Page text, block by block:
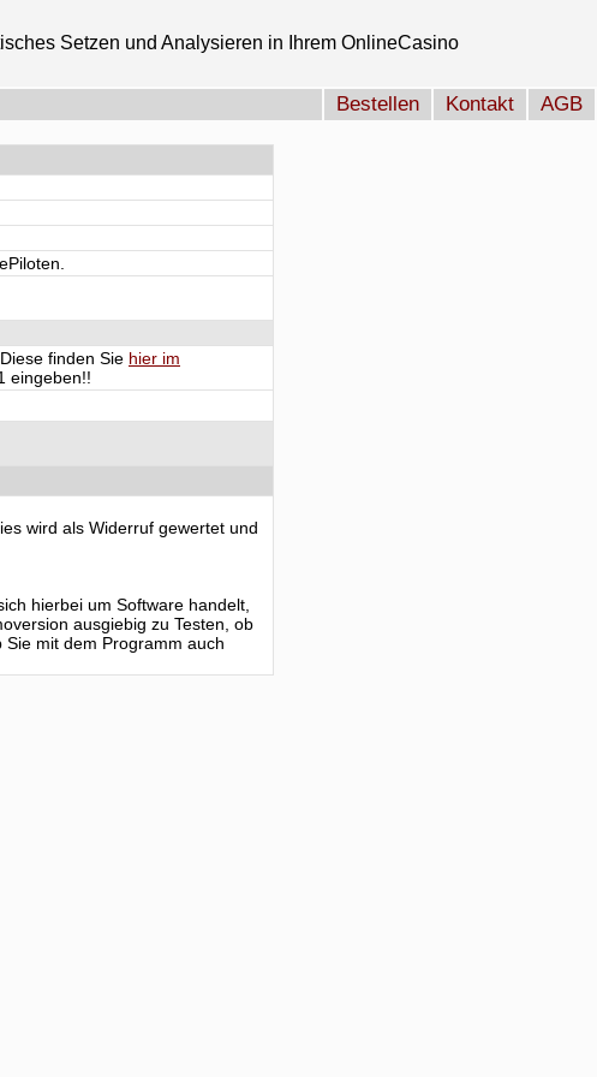
Setzen und Analysieren in Ihrem OnlineCasino
Bestellen Kontakt AGB
finden Sie hier im
eingeben!!
wird als Widerruf gewertet und
hierbei um Software handelt,
ausgiebig zu Testen, ob
mit dem Programm auch